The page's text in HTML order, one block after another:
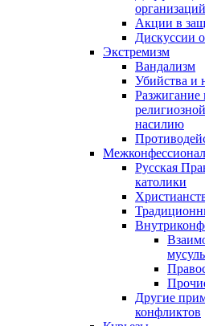
Акции в
Дискуссии
Экстремизм
Вандализм
Убийства и
Разжигание
насилию
Русская
католики
Другие
конфликтов